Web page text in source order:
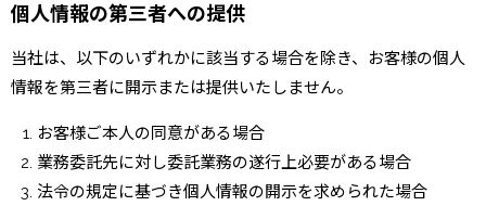
個人情報の第三者への提供
当社は、以下のいずれかに該当する場合を除き、お客様の個人
情報を第三者に開示または提供いたしません。
お客様ご本人の同意がある場合
業務委託先に対し委託業務の遂行上必要がある場合
法令の規定に基づき個人情報の開示を求められた場合